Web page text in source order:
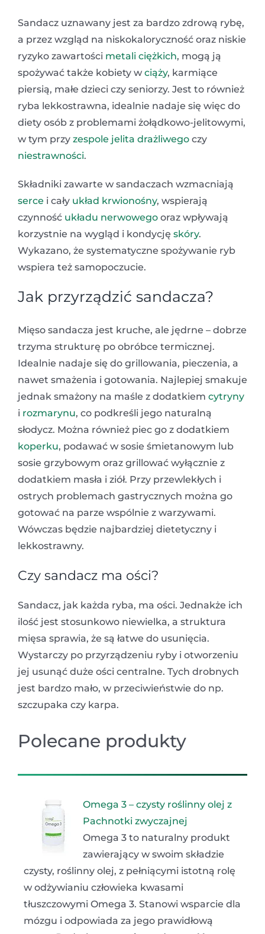
Sandacz uznawany jest za bardzo zdrową rybę,
a przez wzgląd na niskokaloryczność oraz niskie
ryzyko zawartości metali ciężkich, mogą ją
spożywać także kobiety w ciąży, karmiące
piersią, małe dzieci czy seniorzy. Jest to również
ryba lekkostrawna, idealnie nadaje się więc do
diety osób z problemami żołądkowo-jelitowymi,
w tym przy zespole jelita drażliwego czy
niestrawności.
Składniki zawarte w sandaczach wzmacniają
serce i cały układ krwionośny, wspierają
czynność układu nerwowego oraz wpływają
korzystnie na wygląd i kondycję skóry.
Wykazano, że systematyczne spożywanie ryb
wspiera też samopoczucie.
Jak przyrządzić sandacza?
Mięso sandacza jest kruche, ale jędrne – dobrze
trzyma strukturę po obróbce termicznej.
Idealnie nadaje się do grillowania, pieczenia, a
nawet smażenia i gotowania. Najlepiej smakuje
jednak smażony na maśle z dodatkiem cytryny
i rozmarynu, co podkreśli jego naturalną
słodycz. Można również piec go z dodatkiem
koperku, podawać w sosie śmietanowym lub
sosie grzybowym oraz grillować wyłącznie z
dodatkiem masła i ziół. Przy przewlekłych i
ostrych problemach gastrycznych można go
gotować na parze wspólnie z warzywami.
Wówczas będzie najbardziej dietetyczny i
lekkostrawny.
Czy sandacz ma ości?
Sandacz, jak każda ryba, ma ości. Jednakże ich
ilość jest stosunkowo niewielka, a struktura
mięsa sprawia, że są łatwe do usunięcia.
Wystarczy po przyrządzeniu ryby i otworzeniu
jej usunąć duże ości centralne. Tych drobnych
jest bardzo mało, w przeciwieństwie do np.
szczupaka czy karpa.
Polecane produkty
Omega 3 – czysty roślinny olej z
Pachnotki zwyczajnej
Omega 3 to naturalny produkt
zawierający w swoim składzie
czysty, roślinny olej, z pełniącymi istotną rolę
w odżywianiu człowieka kwasami
tłuszczowymi Omega 3. Stanowi wsparcie dla
mózgu i odpowiada za jego prawidłową